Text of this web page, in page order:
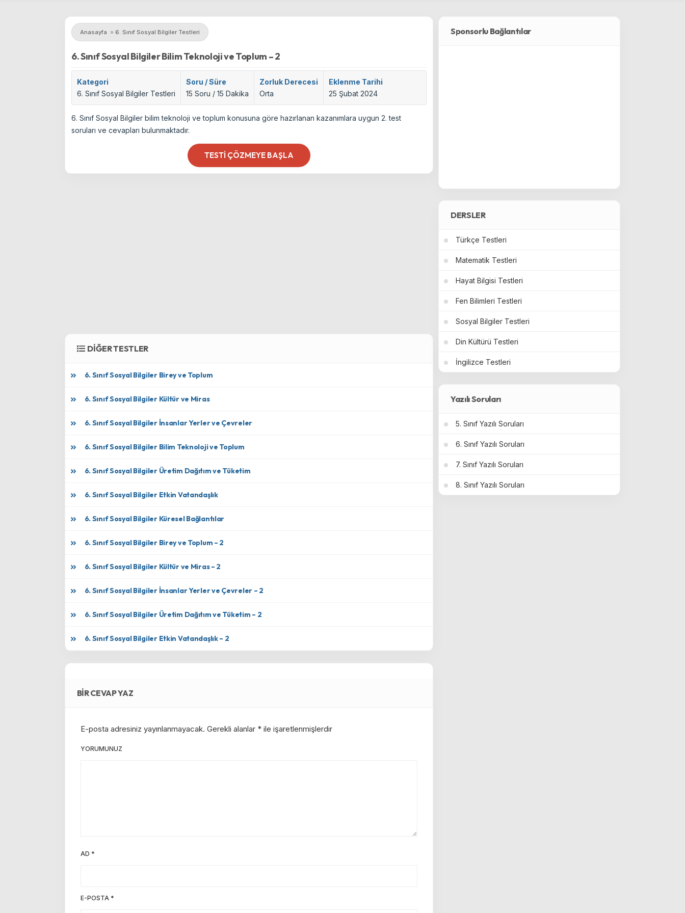
Anasayfa » 6. Sınıf Sosyal Bilgiler Testleri
6. Sınıf Sosyal Bilgiler Bilim Teknoloji ve Toplum – 2
Kategori
6. Sınıf Sosyal Bilgiler Testleri
Soru / Süre
15 Soru / 15 Dakika
Zorluk Derecesi
Orta
Eklenme Tarihi
25 Şubat 2024
6. Sınıf Sosyal Bilgiler bilim teknoloji ve toplum konusuna göre hazırlanan kazanımlara uygun 2. test
soruları ve cevapları bulunmaktadır.
TESTI ÇÖZMEYE BAŞLA
DİĞER TESTLER
6. Sınıf Sosyal Bilgiler Birey ve Toplum
6. Sınıf Sosyal Bilgiler Kültür ve Miras
6. Sınıf Sosyal Bilgiler İnsanlar Yerler ve Çevreler
6. Sınıf Sosyal Bilgiler Bilim Teknoloji ve Toplum
6. Sınıf Sosyal Bilgiler Üretim Dağıtım ve Tüketim
6. Sınıf Sosyal Bilgiler Etkin Vatandaşlık
6. Sınıf Sosyal Bilgiler Küresel Bağlantılar
6. Sınıf Sosyal Bilgiler Birey ve Toplum – 2
6. Sınıf Sosyal Bilgiler Kültür ve Miras – 2
6. Sınıf Sosyal Bilgiler İnsanlar Yerler ve Çevreler – 2
6. Sınıf Sosyal Bilgiler Üretim Dağıtım ve Tüketim – 2
6. Sınıf Sosyal Bilgiler Etkin Vatandaşlık – 2
BIR CEVAP YAZ
E-posta adresiniz yayınlanmayacak. Gerekli alanlar * ile işaretlenmişlerdir
YORUMUNUZ
AD *
E-POSTA *
Sponsorlu Bağlantılar
DERSLER
Türkçe Testleri
Matematik Testleri
Hayat Bilgisi Testleri
Fen Bilimleri Testleri
Sosyal Bilgiler Testleri
Din Kültürü Testleri
İngilizce Testleri
Yazılı Soruları
5. Sınıf Yazılı Soruları
6. Sınıf Yazılı Soruları
7. Sınıf Yazılı Soruları
8. Sınıf Yazılı Soruları